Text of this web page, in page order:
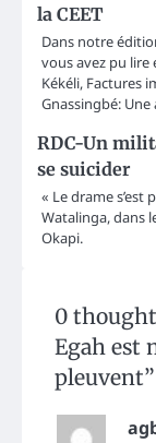
la CEET
Dans notre
vous avez pu lire
Kékéli, Factures
Gnassingbé:
RDC-Un
se suicider
« Le drame s’est
Watalinga, dans
Okapi.
0
Egah est
pleuvent”